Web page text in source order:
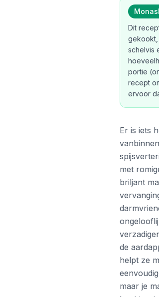
Dit
gekookt,
schelvis
portie
recept
ervoor
Er is iets
met
briljant
de
helpt ze
maar je